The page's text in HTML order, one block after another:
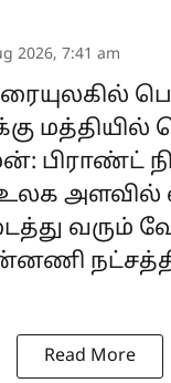
2026, 7:41 am
பிராண்ட்
அளவில்
வரும்
Read More